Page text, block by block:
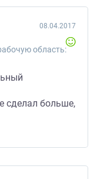
область:
08.04.2017
сделал больше,